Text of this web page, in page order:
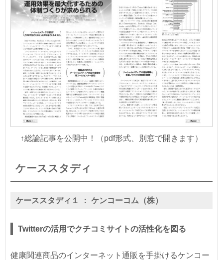
↑総論記事を公開中！（pdf形式、別窓で開きます）
ケーススタディ
ケーススタディ１ ： ケンコーコム（株）
Twitterの活用でクチコミサイトの活性化を図る
健康関連商品のインターネット通販を手掛けるケンコー